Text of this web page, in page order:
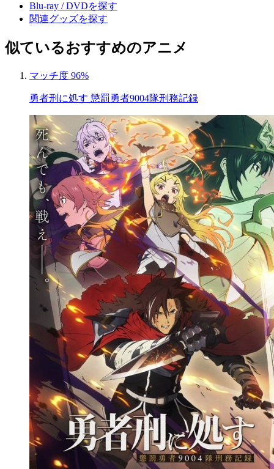
Blu-ray / DVDを探す
関連グッズを探す
似ているおすすめのアニメ
マッチ度 96%
勇者刑に処す 懲罰勇者9004隊刑務記録